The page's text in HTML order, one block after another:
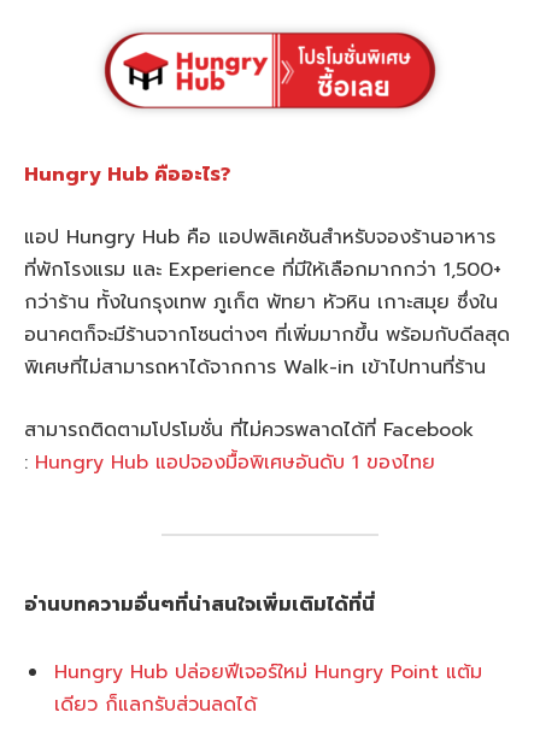
Hungry Hub คืออะไร?
แอป Hungry Hub คือ แอปพลิเคชันสำหรับจองร้านอาหาร
ที่พักโรงแรม และ Experience ที่มีให้เลือกมากกว่า 1,500+
กว่าร้าน ทั้งในกรุงเทพ ภูเก็ต พัทยา หัวหิน เกาะสมุย ซึ่งใน
อนาคตก็จะมีร้านจากโซนต่างๆ ที่เพิ่มมากขึ้น พร้อมกับดีลสุด
พิเศษที่ไม่สามารถหาได้จากการ Walk-in เข้าไปทานที่ร้าน
สามารถติดตามโปรโมชั่น ที่ไม่ควรพลาดได้ที่ Facebook
: Hungry Hub แอปจองมื้อพิเศษอันดับ 1 ของไทย
อ่านบทความอื่นๆที่น่าสนใจเพิ่มเติมได้ที่นี่
Hungry Hub ปล่อยฟีเจอร์ใหม่ Hungry Point แต้ม
เดียว ก็แลกรับส่วนลดได้